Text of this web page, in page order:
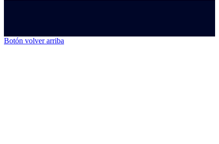
Botón volver arriba